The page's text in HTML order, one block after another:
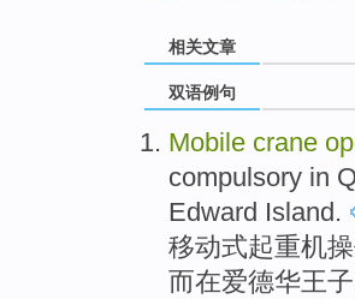
相关文章
双语例句
Mobile crane
compulsory in
Edward Island .
移动式起重机
而在爱德华王子